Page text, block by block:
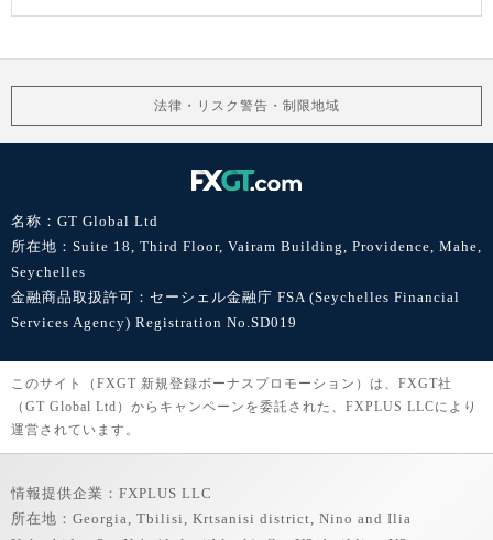
法律・リスク警告・制限地域
名称：GT Global Ltd
所在地：Suite 18, Third Floor, Vairam Building, Providence, Mahe,
Seychelles
金融商品取扱許可：セーシェル金融庁 FSA (Seychelles Financial
Services Agency) Registration No.SD019
このサイト（FXGT 新規登録ボーナスプロモーション）は、FXGT社
（GT Global Ltd）からキャンペーンを委託された、FXPLUS LLCにより
運営されています。
情報提供企業：FXPLUS LLC
所在地：Georgia, Tbilisi, Krtsanisi district, Nino and Ilia